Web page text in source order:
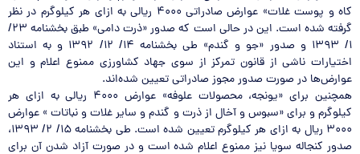
کاه و پوست غلات» عوارض صادراتی ۴۰۰۰ ریالی به ازای هر کیلوگرم در نظر
گرفته شده است. این در حالی است که صدور «ذرت دامی» طبق بخشنامه ۲۳/
۱/ ۱۳۹۳ و صدور «جو و گندم» طی بخشنامه ۱۴/ ۱۲/ ۱۳۹۲ و به استناد
اختیارات ناشی از قانون تمرکز از سوی جهاد کشاورزی ممنوع اعلام و این
عوارض‌ها در صورت صدور مجوز صادراتی تعیین شده‌اند.
همچنین برای «یونجه، محصولات علوفه» عوارض ۴۰۰۰ ریالی به ازای هر
کیلوگرم و برای «سبوس و آخال از ذرت و گندم و سایر غلات و نباتات » عوارض
۳۰۰۰ ریال به ازای هر کیلوگرم تعیین شده است. طی بخشنامه ۱۵/ ۲/ ۱۳۹۳،
صدور کنجاله سویا نیز ممنوع اعلام شده است و در صورت آزاد شدن آن برای